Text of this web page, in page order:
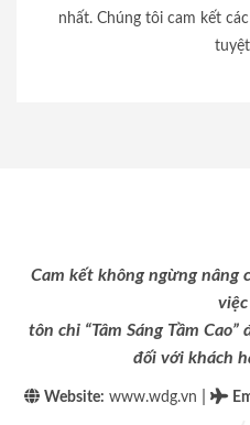
nhất. Chúng tôi cam kết
Cam kết không ngừng nâng
tôn chỉ “Tâm Sáng Tầm
đối với khách
Website: www.wdg.vn